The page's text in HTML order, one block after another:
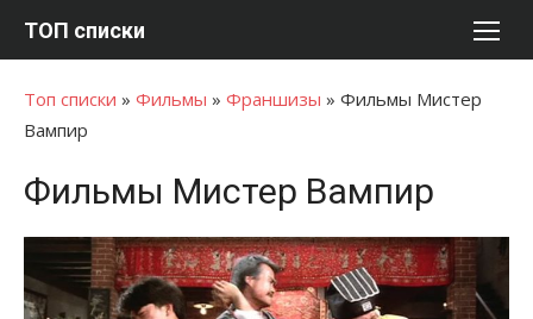
ТОП списки
Топ списки » Фильмы » Франшизы » Фильмы Мистер
Вампир
Фильмы Мистер Вампир